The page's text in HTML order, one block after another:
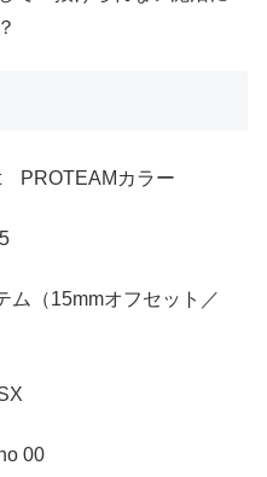
PROTEAMカラー
ム（15mmオフセット／
00